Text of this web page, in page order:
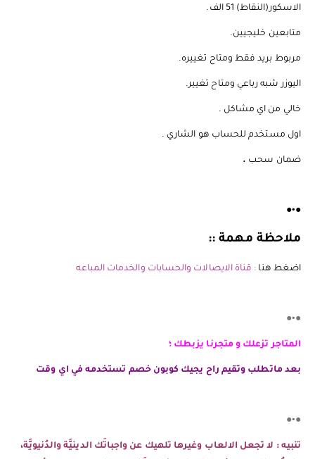
الاسكور(النقاط) 51 الف.
متابعين خليجيين.
️️️مربوط بريد فقط ومتاح تغييره.
اليوزر شبه رباعي ومتاح تغيير.
️️️خالي من اي مشاكل .
️️️اول مستخدم للحساب هو الشاري .
️️️ضمان سحب .
●•●
ملاحظة مهمة ::
اضغط هنا : قناة الايصالات والحسابات والخدمات المباعه
●•●
المتاجر تزعلك و متجرنا يزبطك ؛
بعد ماتطلب وتقيم راح يجيك كوبون خصم تستخدمه في اي وقت
●•●
تنبيه : لا تجعل الالعاب وغيرها تلهيك عن واجباتَك الدينيَّة والدُنيويَّة،